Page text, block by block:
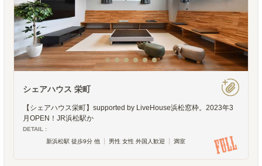
シェアハウス 栄町
【シェアハウス栄町】supported by LiveHouse浜松窓枠。2023年3
月OPEN！JR浜松駅か
DETAIL :
新浜松駅 徒歩9分 他
男性 女性 外国人歓迎 満室